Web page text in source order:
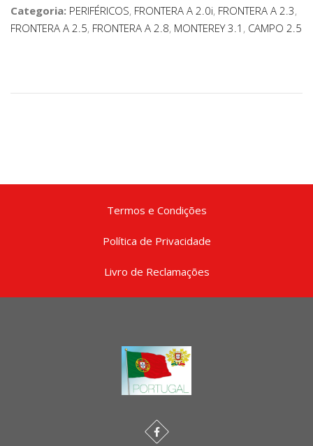
Categoria: PERIFÉRICOS, FRONTERA A 2.0i, FRONTERA A 2.3,
FRONTERA A 2.5, FRONTERA A 2.8, MONTEREY 3.1 , CAMPO 2.5
Termos e Condições
Política de Privacidade
Livro de Reclamações